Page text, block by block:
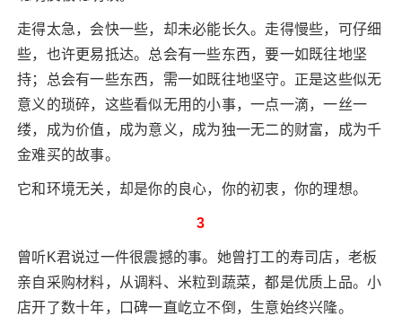
走得太急，会快一些，却未必能长久。走得慢些，可仔细
些，也许更易抵达。总会有一些东西，要一如既往地坚
持；总会有一些东西，需一如既往地坚守。正是这些似无
意义的琐碎，这些看似无用的小事，一点一滴，一丝一
缕，成为价值，成为意义，成为独一无二的财富，成为千
金难买的故事。
它和环境无关，却是你的良心，你的初衷，你的理想。
3
曾听K君说过一件很震撼的事。她曾打工的寿司店，老板
亲自采购材料，从调料、米粒到蔬菜，都是优质上品。小
店开了数十年，口碑一直屹立不倒，生意始终兴隆。